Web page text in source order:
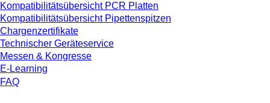
Kompatibilitätsübersicht PCR Platten
Kompatibilitätsübersicht Pipettenspitzen
Chargenzertifikate
Technischer Geräteservice
Messen & Kongresse
E-Learning
FAQ